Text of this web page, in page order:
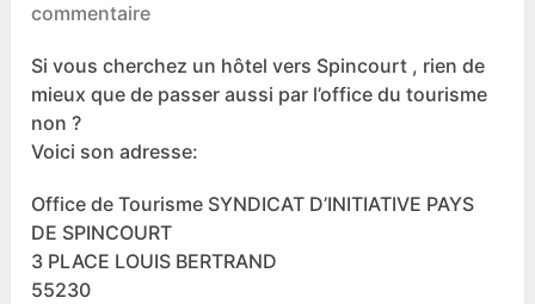
commentaire
Si vous cherchez un hôtel vers Spincourt , rien de
mieux que de passer aussi par l’office du tourisme
non ?
Voici son adresse:
Office de Tourisme SYNDICAT D’INITIATIVE PAYS
DE SPINCOURT
3 PLACE LOUIS BERTRAND
55230